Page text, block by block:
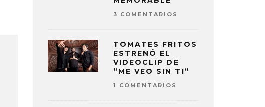
3 COMENTARIOS
TOMATES FRITOS
ESTRENÓ EL
VIDEOCLIP DE
“ME VEO SIN TI”
1 COMENTARIOS